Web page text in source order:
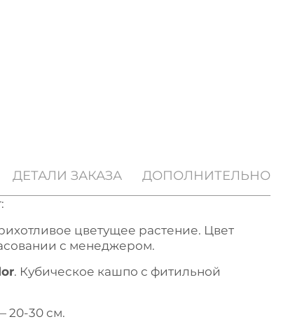
ДЕТАЛИ ЗАКАЗА ДОПОЛНИТЕЛЬНО
цветущее растение. Цвет
с менеджером.
. Кубическое кашпо с фитильной
20-30 см.